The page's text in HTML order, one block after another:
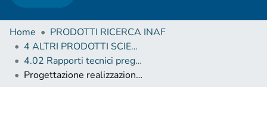
Home
PRODOTTI RICERCA INAF
4 ALTRI PRODOTTI SCIENTIFICI (Other scientific products)
4.02 Rapporti tecnici pregressi
Progettazione realizzazione e caratterizzazione dei componenti del canale banda L del ricevitore coassiale LP